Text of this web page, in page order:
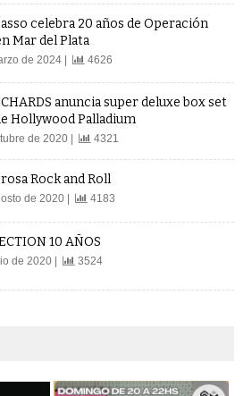
celebra 20 años de Operación
Mar del Plata
de 2024 | 4626
anuncia super deluxe box set
Hollywood Palladium
de 2020 | 4321
Rock and Roll
de 2020 | 4183
10 AÑOS
de 2020 | 3524